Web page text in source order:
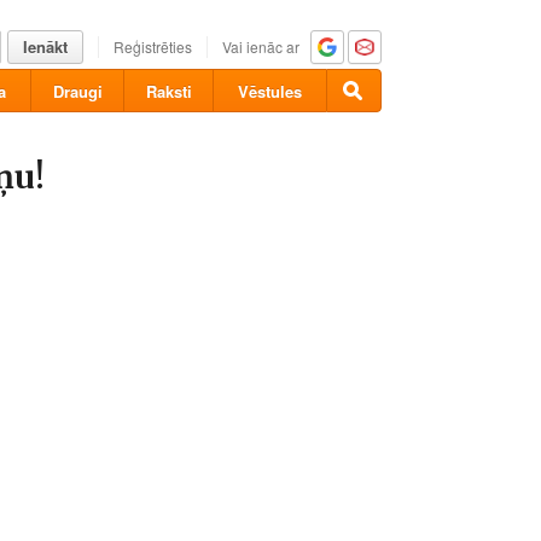
Ienākt Reģistrēties Vai ienāc ar
Draugi Raksti Vēstules